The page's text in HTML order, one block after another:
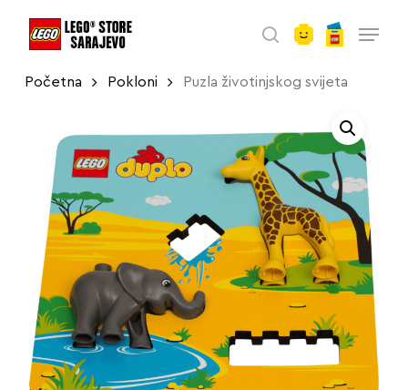
search
Početna Pokloni Puzla životinjskog svijeta